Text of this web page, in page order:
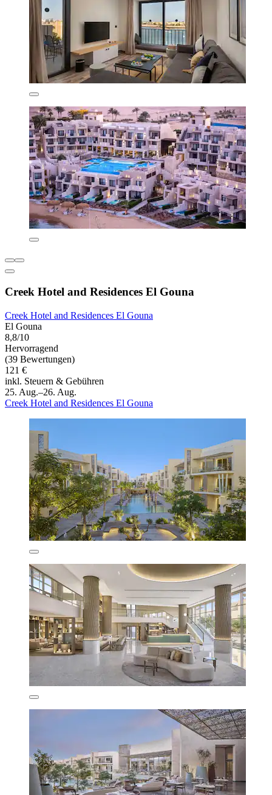
Creek Hotel and Residences El Gouna
Creek Hotel and Residences El Gouna
El Gouna
8,8/10
Hervorragend
(39 Bewertungen)
121 €
inkl. Steuern & Gebühren
25. Aug.–26. Aug.
Creek Hotel and Residences El Gouna